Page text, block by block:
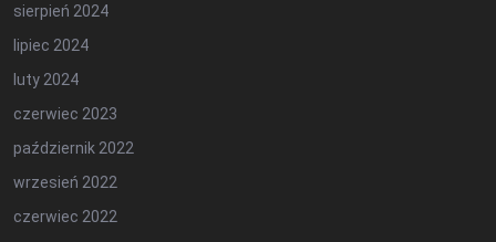
sierpień 2024
lipiec 2024
luty 2024
czerwiec 2023
październik 2022
wrzesień 2022
czerwiec 2022